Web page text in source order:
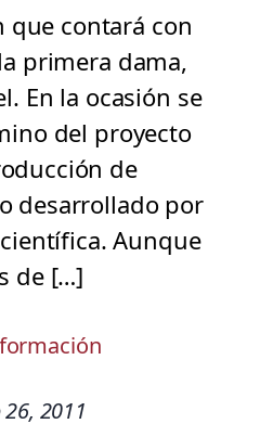
que contará con
primera dama,
En la ocasión se
del proyecto
de
desarrollado por
Aunque
de […]
2011